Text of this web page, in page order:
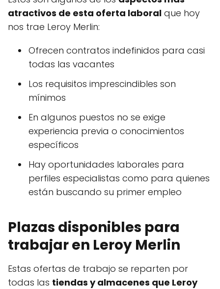
atractivos de esta oferta laboral que hoy
nos trae Leroy Merlin:
Ofrecen contratos indefinidos para casi
todas las vacantes
Los requisitos imprescindibles son
mínimos
En algunos puestos no se exige
experiencia previa o conocimientos
específicos
Hay oportunidades laborales para
perfiles especialistas como para quienes
están buscando su primer empleo
Plazas disponibles para
trabajar en Leroy Merlin
Estas ofertas de trabajo se reparten por
todas las tiendas y almacenes que Leroy